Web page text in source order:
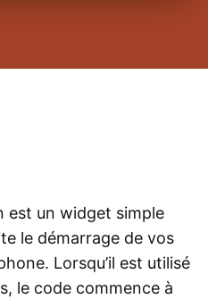
est un widget simple
le démarrage de vos
Lorsqu’il est utilisé
le code commence à